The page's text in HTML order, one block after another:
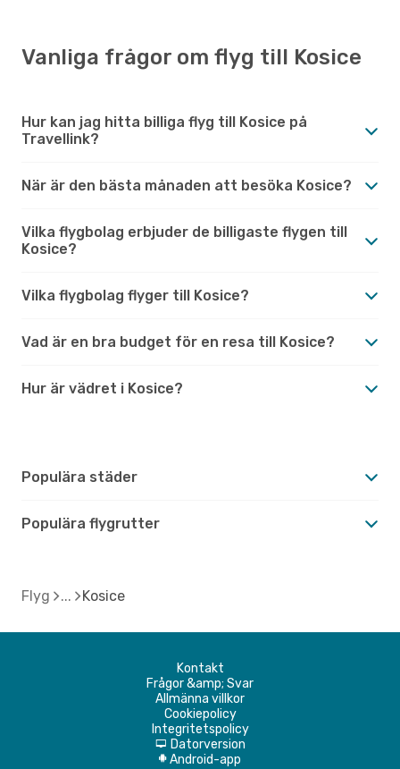
Vanliga frågor om flyg till Kosice
Hur kan jag hitta billiga flyg till Kosice på
Travellink?
När är den bästa månaden att besöka Kosice?
Vilka flygbolag erbjuder de billigaste flygen till
Kosice?
Vilka flygbolag flyger till Kosice?
Vad är en bra budget för en resa till Kosice?
Hur är vädret i Kosice?
Populära städer
Populära flygrutter
Flyg Kosice
Kontakt
Frågor &amp; Svar
Allmänna villkor
Cookiepolicy
Integritetspolicy
d Datorversion
A Android-app